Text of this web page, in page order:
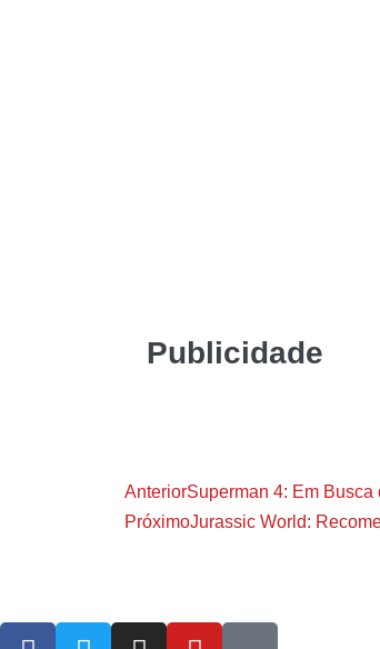
Publicidade
AnteriorSuperman 4: Em
PróximoJurassic World: